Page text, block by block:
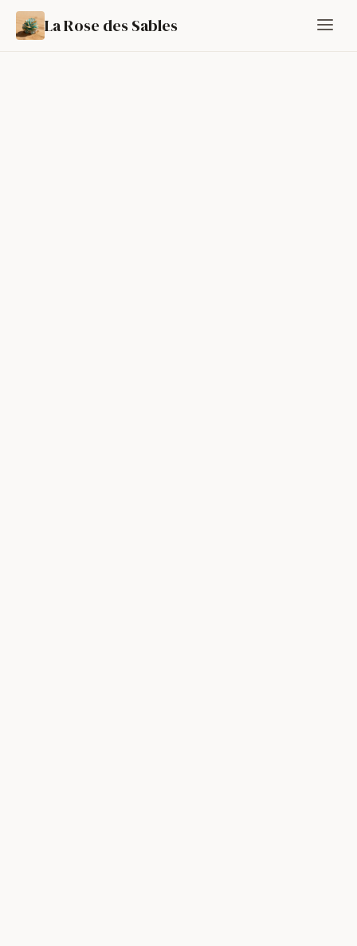
La Rose des Sables